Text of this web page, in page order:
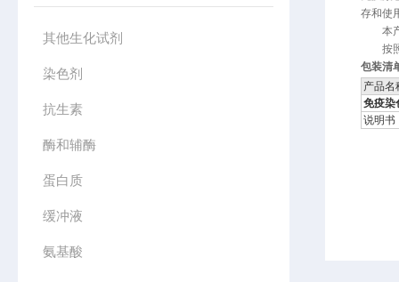
其他生化试剂
染色剂
抗生素
酶和辅酶
蛋白质
缓冲液
氨基酸
存和使
本
按
包装清
产品名
免疫染
说明书